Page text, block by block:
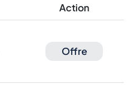
Action
Offre